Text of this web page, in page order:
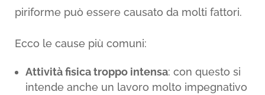
piriforme può essere causato da molti fattori.
Ecco le cause più comuni:
Attività fisica troppo intensa: con questo si
intende anche un lavoro molto impegnativo